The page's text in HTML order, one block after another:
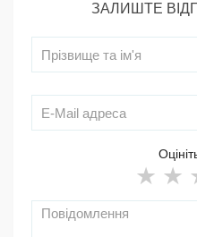
ЗАЛИШТЕ